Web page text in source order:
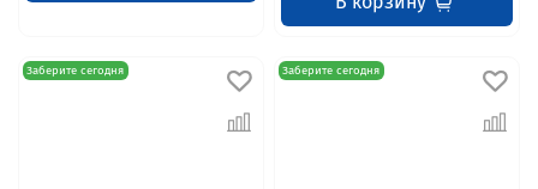
Заберите сегодня Заберите сегодня